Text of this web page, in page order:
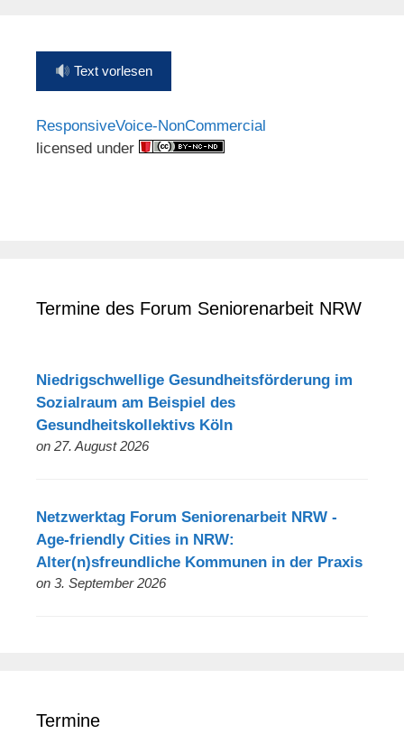
Text vorlesen
ResponsiveVoice-NonCommercial
licensed under
Termine des Forum Seniorenarbeit NRW
Niedrigschwellige Gesundheitsförderung im
Sozialraum am Beispiel des
Gesundheitskollektivs Köln
on 27. August 2026
Netzwerktag Forum Seniorenarbeit NRW -
Age-friendly Cities in NRW:
Alter(n)sfreundliche Kommunen in der Praxis
on 3. September 2026
Termine